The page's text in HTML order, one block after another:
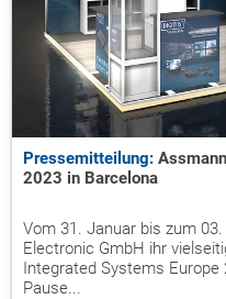
Pressemitteilung:
2023 in Barcelona
Vom 31. Januar bis zum
Electronic GmbH ihr
Integrated Systems Europe
Pause...